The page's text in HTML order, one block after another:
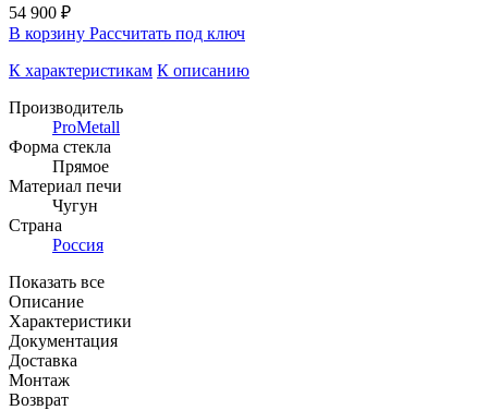
54 900 ₽
В корзину Рассчитать под ключ
К характеристикам К описанию
Производитель
ProMetall
Форма стекла
Прямое
Материал печи
Чугун
Страна
Россия
Показать все
Описание
Характеристики
Документация
Доставка
Монтаж
Возврат